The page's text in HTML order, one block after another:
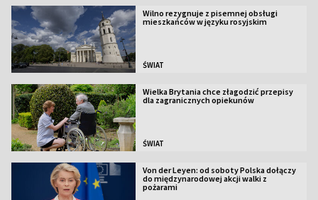
Wilno rezygnuje z pisemnej obsługi
mieszkańców w języku rosyjskim
ŚWIAT
Wielka Brytania chce złagodzić przepisy
dla zagranicznych opiekunów
ŚWIAT
Von der Leyen: od soboty Polska dołączy
do międzynarodowej akcji walki z
pożarami